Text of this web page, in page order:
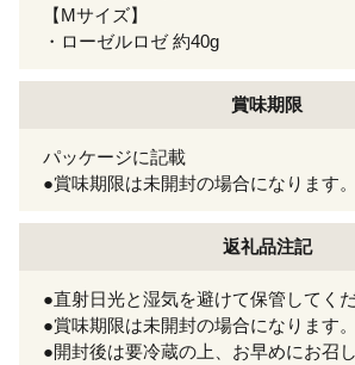
【Mサイズ】
・ローゼルロゼ 約40g
賞味期限
パッケージに記載
●賞味期限は未開封の場合になります。
返礼品注記
●直射日光と湿気を避けて保管してくだ
●賞味期限は未開封の場合になります。
●開封後は要冷蔵の上、お早めにお召